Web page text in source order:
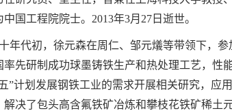
中国工程院院士。2013年3月27日逝世。
十年代初，徐元森在周仁、邹元燨等带领下，
率先研制成功球墨铸铁生产和热处理工艺，性
”计划发展钢铁工业的需求开展相关研究，应
解决了包头高含氟铁矿冶炼和攀枝花铁矿稀土